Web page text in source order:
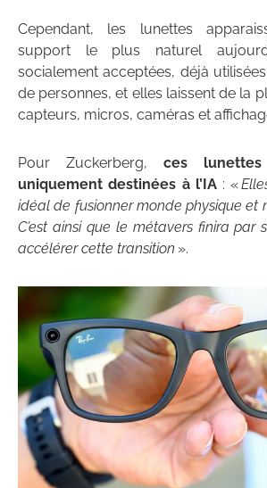
Cependant, les lunettes
support le plus naturel
socialement acceptées, déjà
de personnes, et elles laissent de la
capteurs, micros, caméras et
Pour Zuckerberg, ces
uniquement destinées à l’IA: «
idéal de fusionner monde physique et
C’est ainsi que le métavers finira par
accélérer cette transition ».